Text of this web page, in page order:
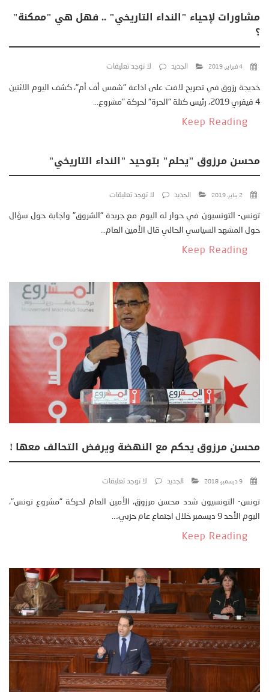
مشاورات لإحياء "النداء التاريخي" .. فهل هي "ممكنة"
؟
4 فبراير، 2019 الجديد لا توجد تعليقات
خديجة رزوق في تصريح لافت على اذاعة "شمس أف أم"، كشف اليوم الاثنين
4 فيفري 2019، رئيس كتلة "الحرة" لحركة "مشروع...
Keep Reading
محسن مرزوق "يحلم" بتوحيد "النداء التاريخي"
2 يناير، 2019 الجديد لا توجد تعليقات
تونس- التونسيون في حوار له اليوم مع جريدة "الشروق" واجابة حول سؤال
حول المشهد السياسي الحالي قال الأمين العام...
Keep Reading
محسن مرزوق يحكم مع النهضة ويرفض التحالف معها !
9 ديسمبر، 2018 الجديد لا توجد تعليقات
تونس- التونسيون شدد محسن مرزوق، الأمين العام لحركة "مشروع تونس"،
اليوم الأحد 9 ديسمبر خلال اجتماع عام حزبي،...
Keep Reading